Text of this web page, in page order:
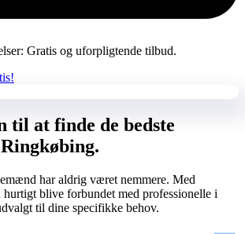
Gratis og uforpligtende tilbud.
til at finde de bedste
har aldrig været nemmere. Med
blive forbundet med professionelle i
til dine specifikke behov.